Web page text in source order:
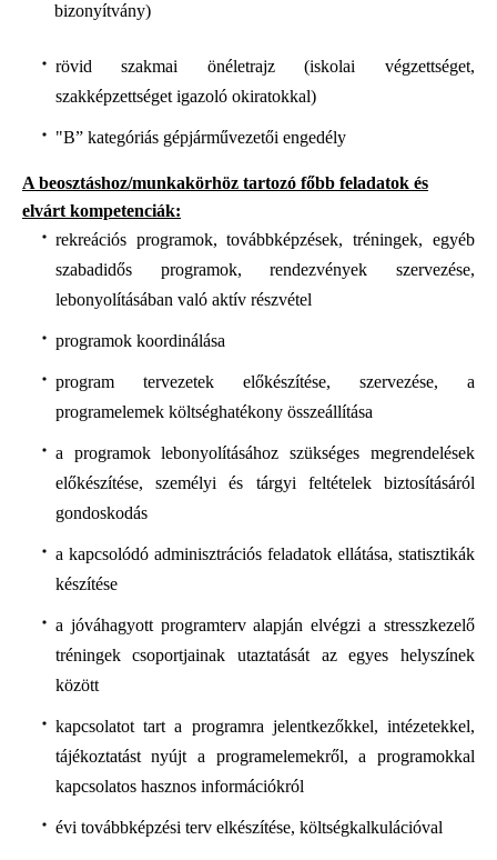
bizonyítvány)
rövid szakmai önéletrajz (iskolai végzettséget,
szakképzettséget igazoló okiratokkal)
"B” kategóriás gépjárművezetői engedély
A beosztáshoz/munkakörhöz tartozó főbb feladatok és
elvárt kompetenciák:
rekreációs programok, továbbképzések, tréningek, egyéb
szabadidős programok, rendezvények szervezése,
lebonyolításában való aktív részvétel
programok koordinálása
program tervezetek előkészítése, szervezése, a
programelemek költséghatékony összeállítása
a programok lebonyolításához szükséges megrendelések
előkészítése, személyi és tárgyi feltételek biztosításáról
gondoskodás
a kapcsolódó adminisztrációs feladatok ellátása, statisztikák
készítése
a jóváhagyott programterv alapján elvégzi a stresszkezelő
tréningek csoportjainak utaztatását az egyes helyszínek
között
kapcsolatot tart a programra jelentkezőkkel, intézetekkel,
tájékoztatást nyújt a programelemekről, a programokkal
kapcsolatos hasznos információkról
évi továbbképzési terv elkészítése, költségkalkulációval